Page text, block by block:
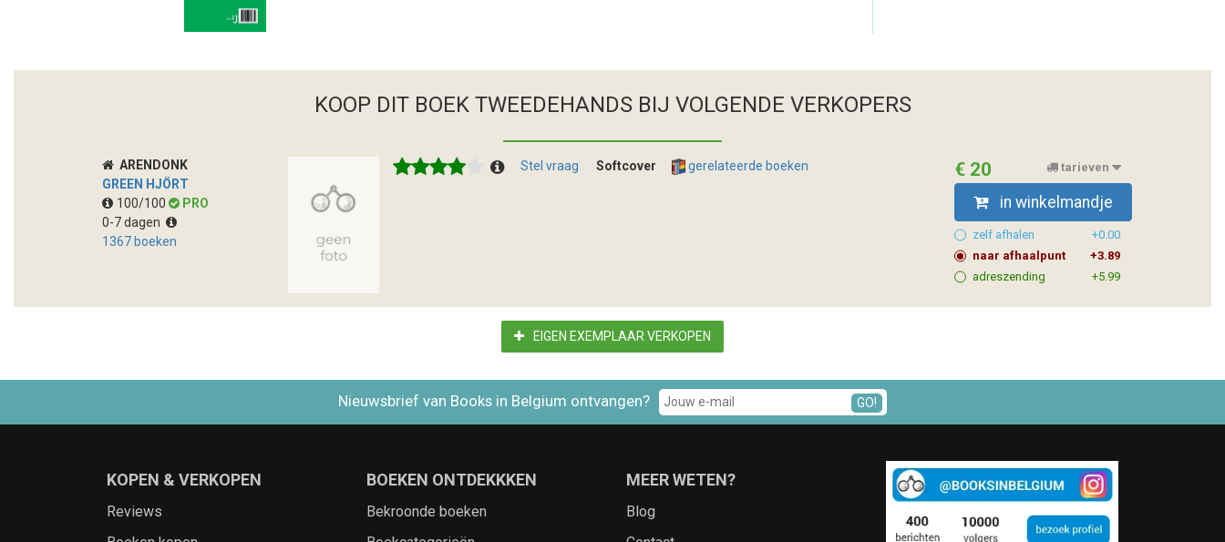
KOOP DIT BOEK TWEEDEHANDS BIJ VOLGENDE VERKOPERS
ARENDONK
GREEN HJÖRT
100/100
PRO
0-7 dagen
1367 boeken
Stel vraag Softcover gerelateerde boeken € 20 tarieven
in winkelmandje
zelf afhalen
+0.00
naar afhaalpunt
+3.89
adreszending
+5.99
EIGEN EXEMPLAAR VERKOPEN
Nieuwsbrief van Books in Belgium ontvangen? GO!
KOPEN & VERKOPEN
Reviews
BOEKEN ONTDEKKKEN
Bekroonde boeken
MEER WETEN?
Blog